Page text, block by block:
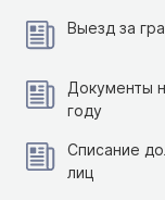
Выезд за
Документы
году
Списание
лиц